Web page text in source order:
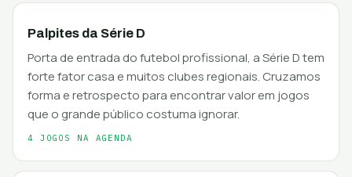
Palpites da Série D
Porta de entrada do futebol profissional, a Série D tem
forte fator casa e muitos clubes regionais. Cruzamos
forma e retrospecto para encontrar valor em jogos
que o grande público costuma ignorar.
4 JOGOS NA AGENDA